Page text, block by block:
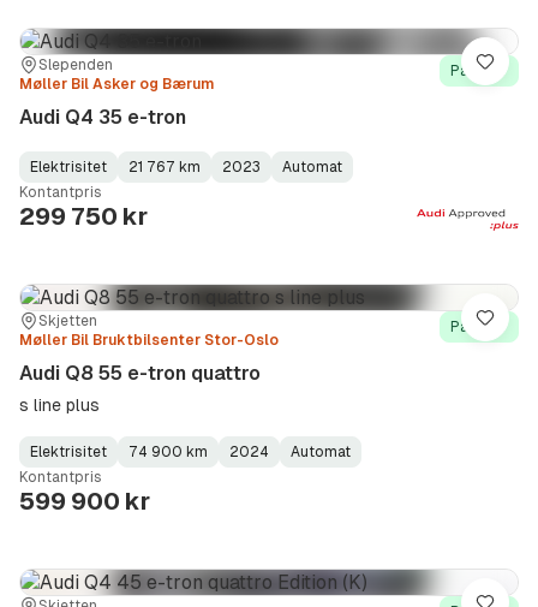
Sted:
Slependen
Forhandler:
Møller Bil Asker og Bærum
På lager
Audi Q4 35 e-tron
Fuel
Type:
Elektrisitet
Kilometerstand :
21 767 km
Model
Year:
2023
Gearbox
Type:
Automat
Kontantpris
299 750 kr
Lagre
Sted:
Skjetten
Forhandler:
Møller Bil Bruktbilsenter Stor-Oslo
På lager
Audi Q8 55 e-tron quattro
s line plus
Fuel
Type:
Elektrisitet
Kilometerstand:
74 900 km
Model
Year:
2024
Gearbox
Type:
Automat
Kontantpris
599 900 kr
Lagre